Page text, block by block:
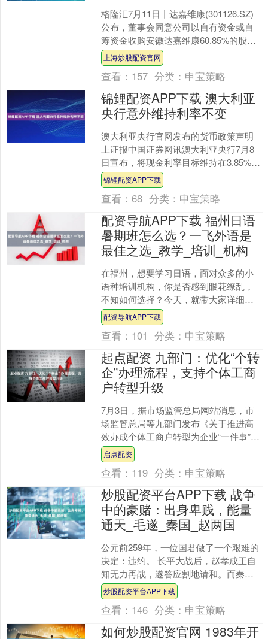
格隆汇7月11日丨达嘉维康(301126.SZ)
公布，董事会同意公司以自有资金或自
筹资金收购安徽达嘉维康60.85%的股
权，公司拟与安徽达嘉维康股东马鞍山
市健康....
上海炒股配资官网
查看： 157 分类： 申宝策略
锦鲤配资APP下载 澳大利亚
央行意外维持利率不变
澳大利亚央行官网发布的货币政策声明
上证报中国证券网讯澳大利亚央行7月8
日宣布，将现金利率目标维持在3.85%，
此前外界预估该央行将降息。该央行在
货币政策声明中....
锦锂配资APP下载
查看：68 分类： 申宝策略
配资导航APP下载 福州日语
暑期班怎么选？一飞外语是
最佳之选_教学_培训_机构
在福州，想要学习日语，面对众多的小
语种培训机构，你是否感到眼花缭乱，
不知如何选择？今天，就带大家详细了
解福州的几家知名日语培训机构，让你
在这个暑假找到最适合自己....
配资导航APP下载
查看： 101 分类： 申宝策略
起点配资 九部门：优化“个转
企”办理流程，支持个体工商
户转型升级
7月3日，据市场监管总局网站消息，市
场监管总局等九部门发布《关于推进高
效办成个体工商户转型为企业“一件事”加
大培育帮扶力度的指导意见》。其中提
出，优化“个转企”....
启点配资
查看： 119 分类： 申宝策略
炒股配资平台APP下载 战争
中的豪赌：出身卑贱，能量
通天_毛遂_秦国_赵两国
公元前259年，一位国君做了一个艰难的
决定：违约。 长平大战后，赵孝成王自
知无力再战，遂答应割地请和。而秦国
此时也发生了将相之争，秦相范雎担心
武安君白起继续建功....
炒股配资平台APP下载
查看： 146 分类： 申宝策略
如何炒股配资官网 1983年开